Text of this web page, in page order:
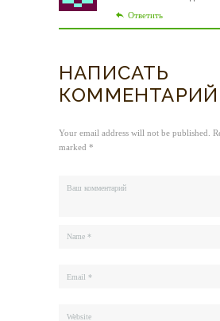
Ответить
НАПИСАТЬ
КОММЕНТАРИЙ
Your email address will not be published.
marked *